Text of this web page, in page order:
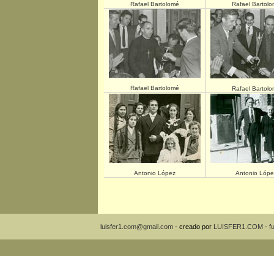
Rafael Bartolomé Rafael
Rafael Bartolomé Rafael
Antonio López Antonio
luisfer1.com@gmail.com- creado por LUISFER1.COM-